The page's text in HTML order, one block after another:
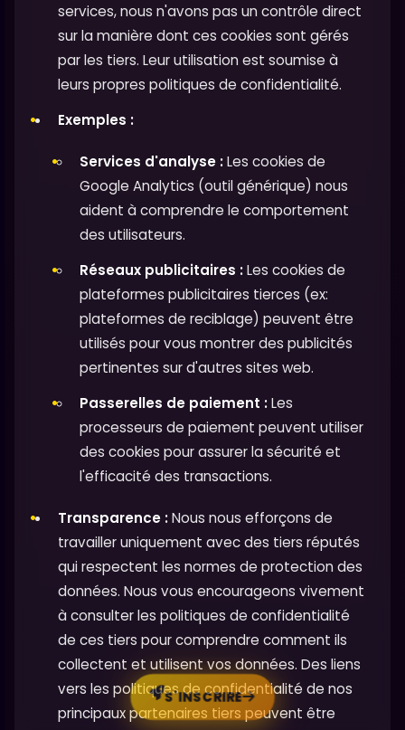
services, nous n'avons pas un contrôle direct
sur la manière dont ces cookies sont gérés
par les tiers. Leur utilisation est soumise à
leurs propres politiques de confidentialité.
Exemples :
Services d'analyse :Les cookies de
Google Analytics (outil générique) nous
aident à comprendre le comportement
des utilisateurs.
Réseaux publicitaires :Les cookies de
plateformes publicitaires tierces (ex:
plateformes de reciblage) peuvent être
utilisés pour vous montrer des publicités
pertinentes sur d'autres sites web.
Passerelles de paiement :Les
processeurs de paiement peuvent utiliser
des cookies pour assurer la sécurité et
l'efficacité des transactions.
Transparence :Nous nous efforçons de
travailler uniquement avec des tiers réputés
qui respectent les normes de protection des
données. Nous vous encourageons vivement
à consulter les politiques de confidentialité
de ces tiers pour comprendre comment ils
collectent et utilisent vos données. Des liens
vers les politiques de confidentialité de nos
principaux partenaires tiers peuvent être
S'INSCRIRE